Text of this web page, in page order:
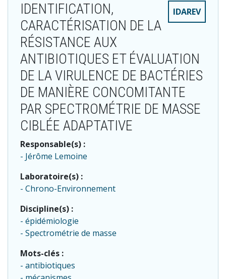
IDAREV
IDENTIFICATION,
CARACTÉRISATION DE LA
RÉSISTANCE AUX
ANTIBIOTIQUES ET ÉVALUATION
DE LA VIRULENCE DE BACTÉRIES
DE MANIÈRE CONCOMITANTE
PAR SPECTROMÉTRIE DE MASSE
CIBLÉE ADAPTATIVE
Responsable(s) :
Jérôme Lemoine
Laboratoire(s) :
Chrono-Environnement
Discipline(s) :
épidémiologie
Spectrométrie de masse
Mots-clés :
antibiotiques